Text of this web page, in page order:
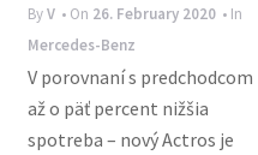
ByV • On 26. February 2020 • In
Mercedes-Benz
V porovnaní s predchodcom
až o päť percent nižšia
spotreba – nový Actros je